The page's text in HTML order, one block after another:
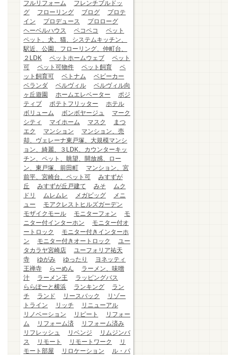
フルリフォーム
フレンチブルドッ
グ
フローリング ブログ
プロテ
イン
プロデュース
プロローグ
ヘーベルハウス
ペコペコ
ペット
ペット、犬、猫、システムキッチン、
駅近、公園、フローリング、仲町台、
２LDK
ペットホームウェブ
ペット
可
ペット可物件 ペット飼育
ペ
ット飼育可
ベトナム
ベビーカー
ベランダ
ベルヴィル
ベルヴィル向
ヶ丘遊園
ホームエレベーター
ポジ
ティブ
ポテトフリッター
ホテル
ボリューム
ボンボヤージュ
マーク
シティ
マイホーム マスク
まつ
エク
マンション
マンション、売
却、ヴェレーナ東戸塚、大規模マンシ
ョン、綺麗、３LDK、カウンターキッ
チン、ペット、眺望、開放感、ロー
ン、東戸塚、前田町
マンション、宮
前平、宮崎台、ペット可
みすずが
丘
みすずが丘戸建て みそ
ムク
ドリ
ムレムレ メガビッグ
メニ
ュー
モアクレストヒルズガーデン
モザイクモール
モニターフォン
モ
ニター付インターホン
モニター付オ
ートロック
モニター付きインターホ
ン
モニター付きオートロック
ユー
タカラヤ宮崎店
ユーフォリア祐天
寺
ゆがみ ゆったり
ヨネッティ
王禅寺
らーめん
ラーメン、味噌
汁
ラーメン王
ラッピングバス
ららぽーと横浜
ランキング
ラン
チ
ランド リースバック
リゾー
トライン
リッチ
リニューアル
リノベーション
リピート
リフォー
ム
リフォーム済
リフォーム済み
リフレッシュ
リベンジ
リムジンバ
ス
リモート リモートワーク
リ
モート部屋
リロケーション
ル・パ